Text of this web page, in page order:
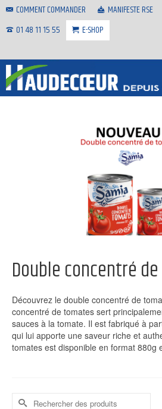
COMMENT COMMANDER MANIFESTE RSE
01 48 11 15 55
E-SHOP
Double concentré
Découvrez le double concentré de
concentré de tomates sert
sauces à la tomate. Il est fabriqué à
qui lui apporte une saveur riche et
tomates est disponible en format 880g
Rechercher :